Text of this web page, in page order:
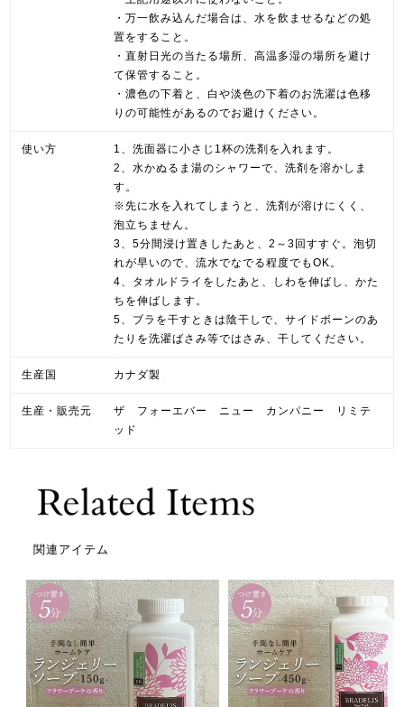
・万一飲み込んだ場合は、水を飲ませるなどの処
置をすること。
・直射日光の当たる場所、高温多湿の場所を避け
て保管すること。
・濃色の下着と、白や淡色の下着のお洗濯は色移
りの可能性があるのでお避けください。
使い方
1、洗面器に小さじ1杯の洗剤を入れます。
2、水かぬるま湯のシャワーで、洗剤を溶かしま
す。
※先に水を入れてしまうと、洗剤が溶けにくく、
泡立ちません。
3、5分間浸け置きしたあと、2～3回すすぐ。泡切
れが早いので、流水でなでる程度でもOK。
4、タオルドライをしたあと、しわを伸ばし、かた
ちを伸ばします。
5、ブラを干すときは陰干しで、サイドボーンのあ
たりを洗濯ばさみ等ではさみ、干してください。
生産国 カナダ製
生産・販売元
ザ フォーエバー ニュー カンパニー リミテ
ッド
関連アイテム